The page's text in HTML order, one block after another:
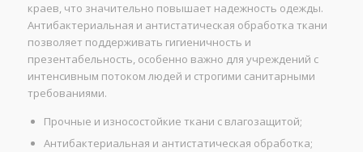
краев, что значительно повышает надежность одежды.
Антибактериальная и антистатическая обработка ткани
позволяет поддерживать гигиеничность и
презентабельность, особенно важно для учреждений с
интенсивным потоком людей и строгими санитарными
требованиями.
Прочные и износостойкие ткани с влагозащитой;
Антибактериальная и антистатическая обработка;